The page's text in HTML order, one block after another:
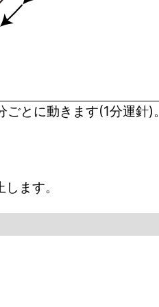
とに動きます(1分運針)。
ます。